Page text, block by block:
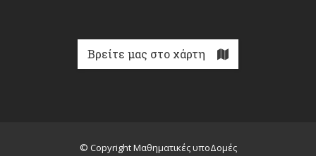
Βρείτε μας στο χάρτη
© Copyright Μαθηματικές υποΔομές